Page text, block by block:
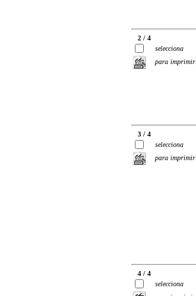
2 / 4
selecciona
para imprimir
3 / 4
selecciona
para imprimir
4 / 4
selecciona